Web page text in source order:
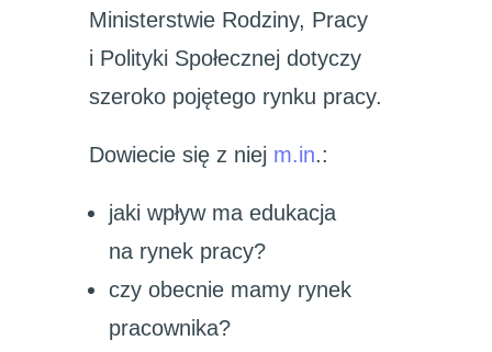
Ministerstwie Rodziny, Pracy
i Polityki Społecznej dotyczy
szeroko pojętego rynku pracy.
Dowiecie się z niej m.in.:
jaki wpływ ma edukacja
na rynek pracy?
czy obecnie mamy rynek
pracownika?